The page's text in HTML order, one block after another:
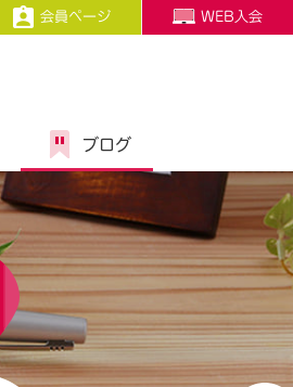
会員ページ WEB入会
ブログ